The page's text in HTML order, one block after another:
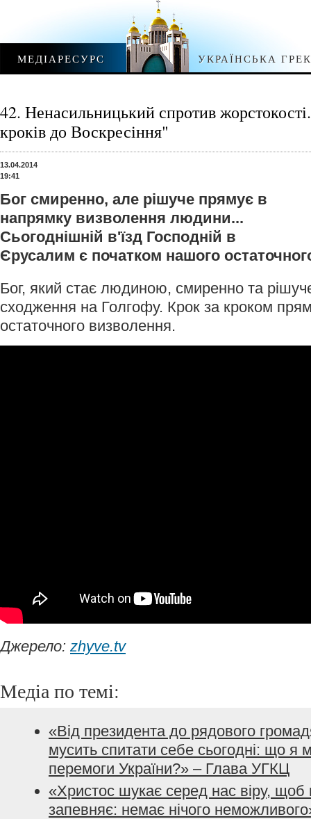
МЕДІАРЕСУРС УКРАЇНСЬКА
42. Ненасильницький спротив
кроків до Воскресіння"
13.04.2014
19:41
Бог смиренно, але рішуче прямує в
напрямку визволення людини...
Сьогоднішній в'їзд Господній в
Єрусалим є початком нашого
Бог, який стає людиною, смиренно та
сходження на Голгофу. Крок за кроком
остаточного визволення.
Джерело: zhyve.tv
Медіа по темі:
«Від президента до рядового
мусить спитати себе сьогодні: що я
перемоги України?» – Глава УГКЦ
«Христос шукає серед нас віру, щоб
запевняє: немає нічого